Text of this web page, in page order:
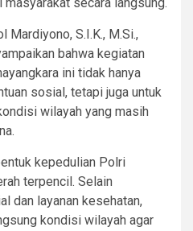
Mardiyono, S.I.K., M.Si.,
bahwa kegiatan
ini tidak hanya
sosial, tetapi juga untuk
wilayah yang masih
kepedulian Polri
terpencil. Selain
dan layanan kesehatan,
kondisi wilayah agar